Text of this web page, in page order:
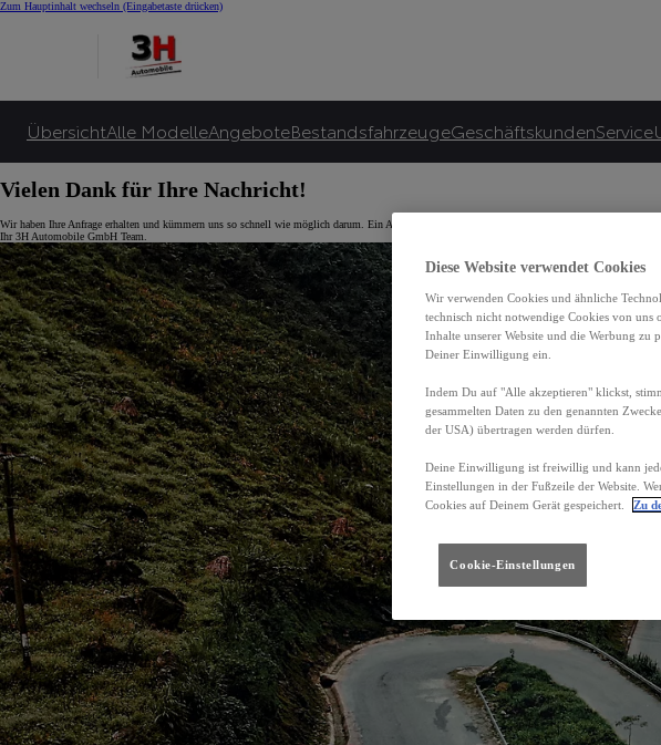
Zum Hauptinhalt wechseln (Eingabetaste drücken)
ÜbersichtAlle ModelleAngeboteBestandsfahrzeugeGeschäftskundenService
Vielen Dank für Ihre Nachricht!
Wir haben Ihre Anfrage erhalten und kümmern uns so schnell wie möglich darum. Ein Ansprechpartner aus unserem Team meldet sich in Kürze bei
Ihr 3H Automobile GmbH Team.
Diese Website verwendet Cookies
Wir verwenden Cookies und ähnliche
technisch nicht notwendige Cookies von uns
Inhalte unserer Website und die Werbung zu
Deiner Einwilligung ein.
Indem Du auf "Alle akzeptieren" klickst,
gesammelten Daten zu den genannten
der USA) übertragen werden dürfen.
Deine Einwilligung ist freiwillig und kann
Einstellungen in der Fußzeile der Website.
Cookies auf Deinem Gerät gespeichert.
Zu
Cookie-Einstellungen